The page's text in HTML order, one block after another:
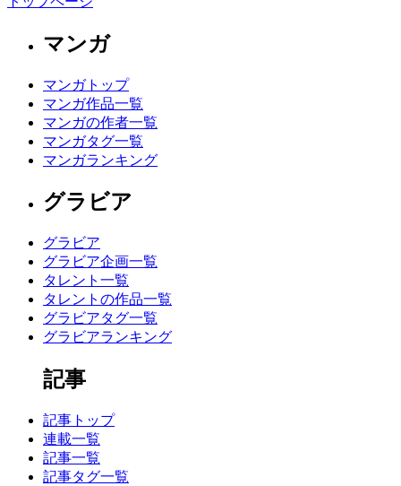
マンガ
マンガトップ
マンガ作品一覧
マンガの作者一覧
マンガタグ一覧
マンガランキング
グラビア
グラビア
グラビア企画一覧
タレント一覧
タレントの作品一覧
グラビアタグ一覧
グラビアランキング
記事
記事トップ
連載一覧
記事一覧
記事タグ一覧